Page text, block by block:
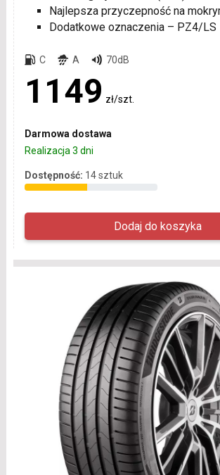
Najlepsza przyczepność na
Dodatkowe oznaczenia – PZ4/LS
C A 70dB
1149 zł/szt.
Darmowa dostawa
Realizacja 3 dni
Dostępność: 14 sztuk